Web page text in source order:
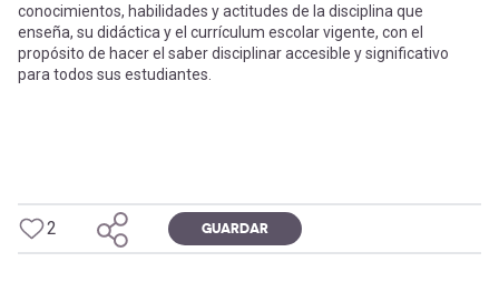
conocimientos, habilidades y actitudes de la disciplina que
enseña, su didáctica y el currículum escolar vigente, con el
propósito de hacer el saber disciplinar accesible y significativo
para todos sus estudiantes.
2 GUARDAR